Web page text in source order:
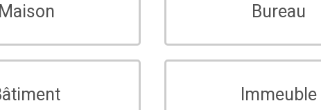
Maison Bureau
Immeuble